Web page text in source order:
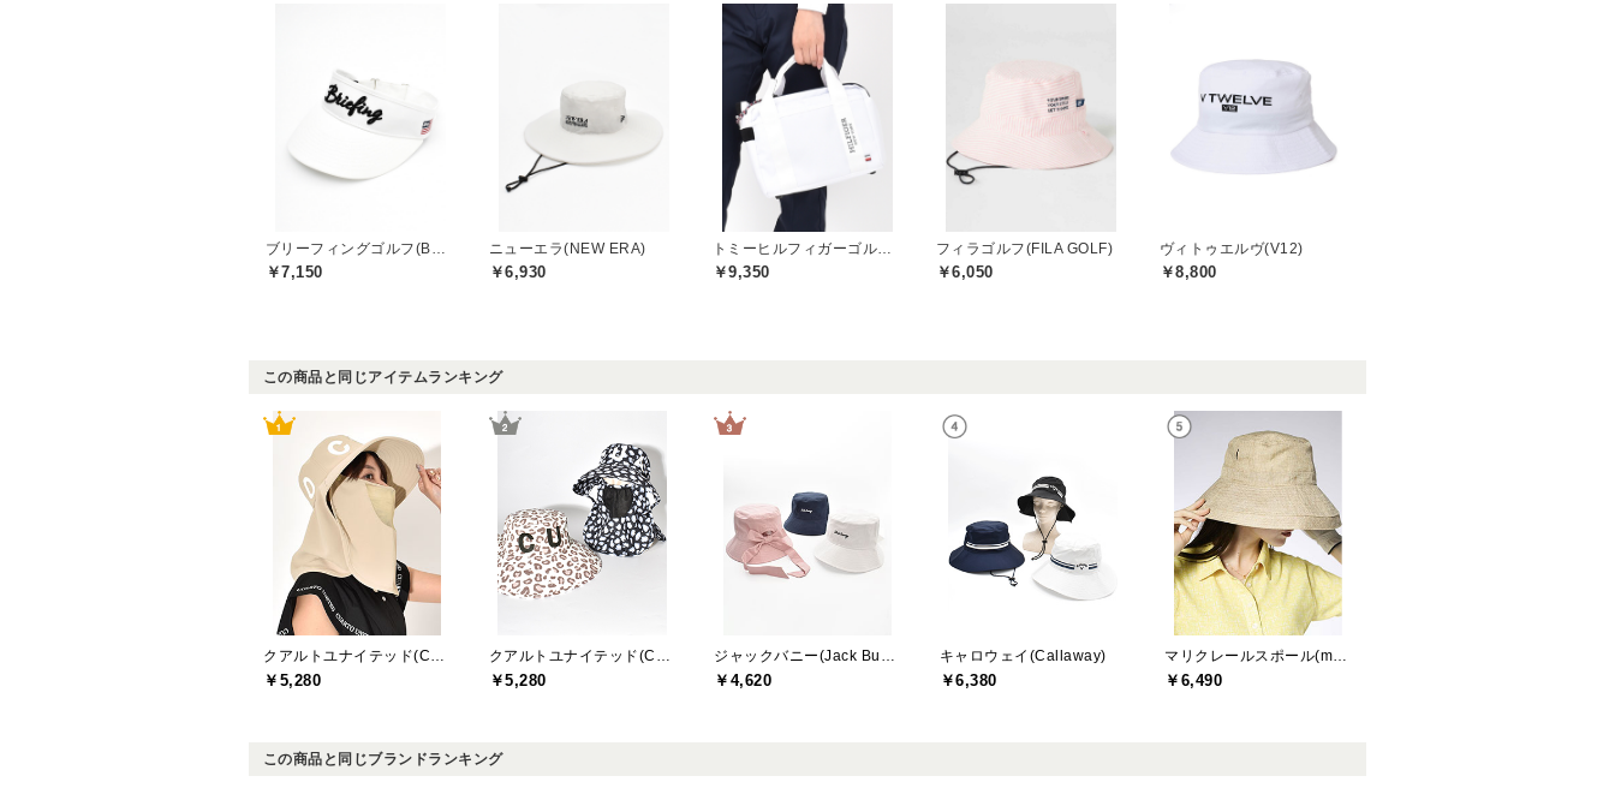
￥7,150
ニューエラ(NEW ERA)
￥6,930 ￥9,350
フィラゴルフ(FILA GOLF)
￥6,050
ヴィトゥエルヴ(V12)
￥8,800
この商品と同じアイテムランキング
￥5,280 ￥5,280 ￥4,620
キャロウェイ(Callaway)
￥6,380 ￥6,490
この商品と同じブランドランキング